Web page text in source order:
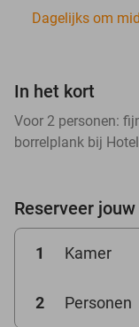
Dagelijks om
In het kort
Voor 2 personen:
borrelplank bij
Reserveer
1 Kamer
2 Personen